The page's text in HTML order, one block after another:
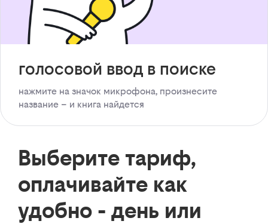
голосовой ввод в поиске
нажмите на значок микрофона, произнесите
название – и книга найдется
Выберите тариф,
оплачивайте как
удобно - день или